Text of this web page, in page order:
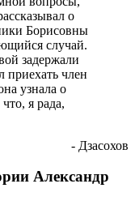
о
Борисовны
случай.
задержали
приехать член
узнала о
я рада,
- Дзасохов
Александр